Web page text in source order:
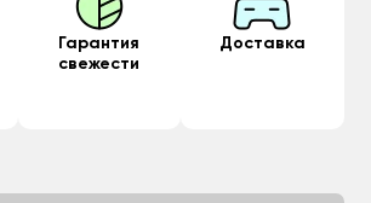
Гарантия
свежести
Доставка